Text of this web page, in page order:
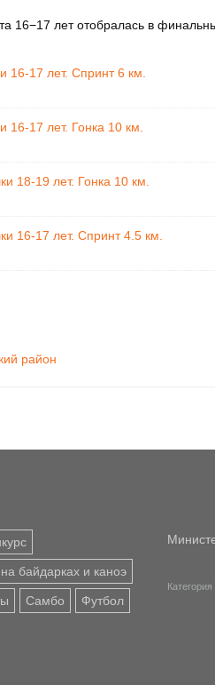
16−17 лет отобралась в
17 лет. Спринт 6 км.
17 лет. Гонка 10 км.
18-19 лет. Гонка 10 км.
16-17 лет. Спринт 4.5 км.
район
байдарках и каноэ
Самбо Футбол